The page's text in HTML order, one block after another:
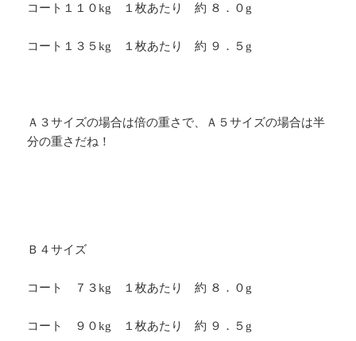
コート１１０kg １枚あたり 約 ８．０ g
コート１３５kg １枚あたり 約 ９．５ g
Ａ３サイズの場合は倍の重さで、Ａ５サイズの場合は半
分の重さだね！
Ｂ４サイズ
コート ７３kg １枚あたり 約 ８．０ g
コート ９０kg １枚あたり 約 ９．５ g